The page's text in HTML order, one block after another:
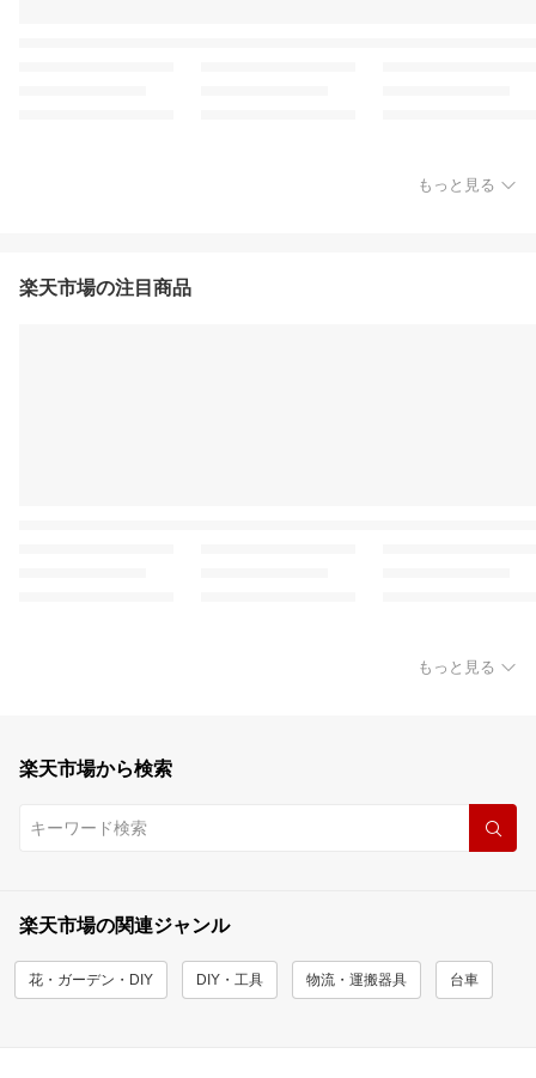
もっと見る
楽天市場の注目商品
もっと見る
楽天市場から検索
楽天市場の関連ジャンル
花・ガーデン・DIY DIY・工具 物流・運搬器具 台車